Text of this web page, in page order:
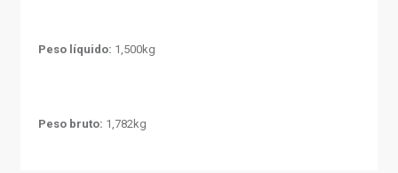
Peso líquido: 1,500kg
Peso bruto: 1,782kg